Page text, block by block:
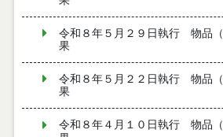
令和８年５月２９日執行 物品
果
令和８年５月２２日執行 物品
果
令和８年４月１０日執行 物品